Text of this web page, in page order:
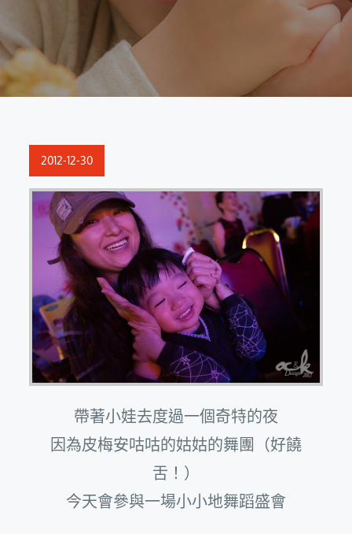
Posted
on
2012-12-30
帶著小娃去度過一個奇特的夜
因為皮梅安咕咕的姑姑的舞團（好饒
舌！）
今天會參與一場小小地舞蹈盛會